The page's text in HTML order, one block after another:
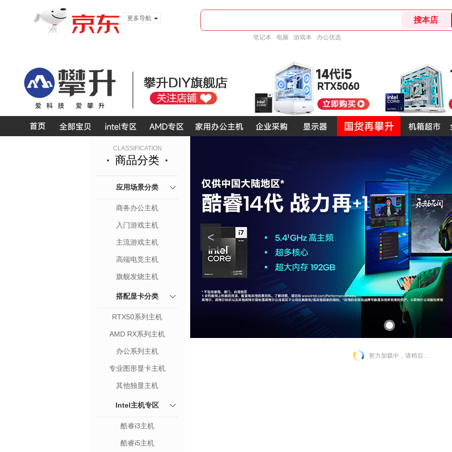
更多导航
笔记本 电脑 游戏本 办公优选
CLASSIFICATION
商品分类
应用场景分类
商务办公主机
入门游戏主机
主流游戏主机
高端电竞主机
旗舰发烧主机
搭配显卡分类
RTX50系列主机
AMD RX系列主机
办公系列主机
专业图形显卡主机
其他独显主机
Intel主机专区
酷睿i3主机
酷睿i5主机
<
努力加载中，请稍后...